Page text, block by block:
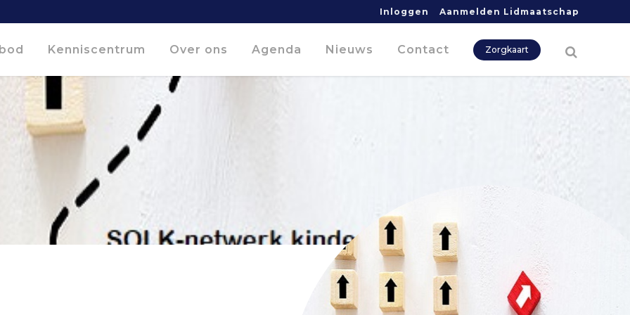
Inloggen Aanmelden Lidmaatschap
Zorgkaart
Kenniscentrum Over ons Agenda Nieuws Contact